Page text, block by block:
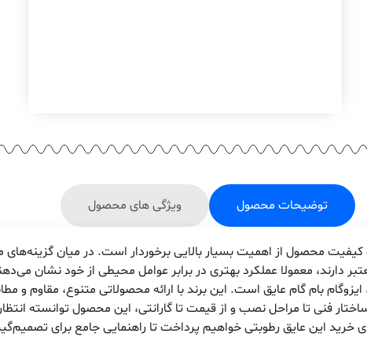
توضیحات محصول ویژگی های محصول
محصول از اهمیت بسیار بالایی برخوردار است. در میان گزینه‌های
دارند، معمولا عملکرد بهتری در برابر عوامل محیطی از خود نشان
بام گام عایق است. این برند با ارائه محصولاتی متنوع، مقاوم و
فنی تا مراحل نصب و از قیمت تا گارانتی، این محصول توانسته
خرید این عایق رطوبتی خواهیم پرداخت تا راهنمایی جامع برای